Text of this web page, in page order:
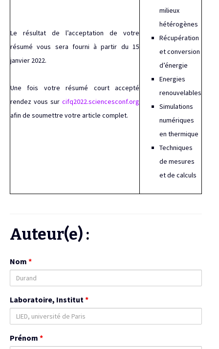
milieux
hétérogènes
Récupération
et conversion
d’énergie
Energies
renouvelables
Simulations
numériques
en thermique
Techniques
de mesures
et de calculs
Le résultat de l’acceptation de votre
résumé vous sera fourni à partir du 15
janvier 2022.
Une fois votre résumé court accepté
rendez vous sur cifq2022.sciencesconf.org
afin de soumettre votre article complet.
Auteur(e) :
Nom *
Laboratoire, Institut *
Prénom *